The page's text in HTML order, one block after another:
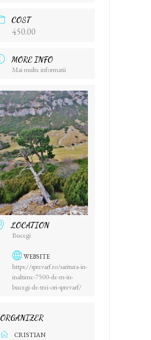
COST
450.00
MORE INFO
Mai multe informatii
LOCATION
Bucegi
WEBSITE
https://sprevarf.ro/saritura-in-
inaltime-7500-de-m-in-
bucegi-de-trei-ori-sprevarf/
ORGANIZER
CRISTIAN